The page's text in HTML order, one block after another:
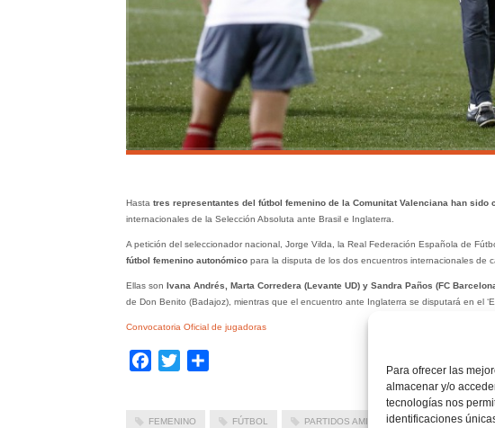
Para ofrecer las
almacenar y/o
tecnologías nos
identificaciones
Hasta tres representantes del fútbol femenino de la Comunitat Valenciana han sido
internacionales de la Selección Absoluta ante Brasil e Inglaterra.
A petición del seleccionador nacional, Jorge Vilda, la Real Federación Española de
fútbol femenino autonómicopara la disputa de los dos encuentros internacionales de
Ellas son Ivana Andrés, Marta Corredera (Levante UD) y Sandra Paños (FC
de Don Benito (Badajoz), mientras que el encuentro ante Inglaterra se disputará en el
Convocatoria Oficial de jugadoras
Facebook
Twitter
FEMENINO FÚTBOL PARTIDOS AMISTOSOS RFEF